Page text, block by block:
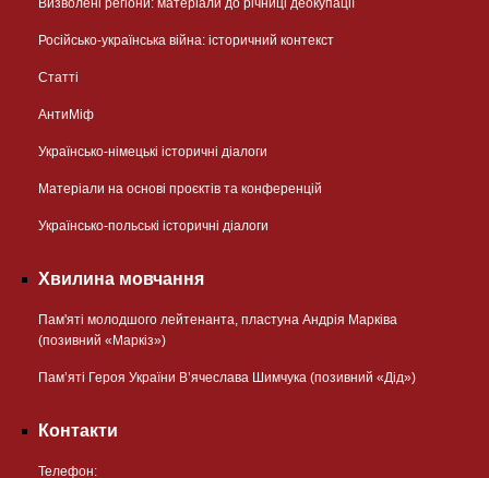
Російсько-українська війна: історичний контекст
Статті
АнтиМіф
Українсько-німецькі історичні діалоги
Матеріали на основі проєктів та конференцій
Українсько-польські історичні діалоги
Хвилина мовчання
Пам'яті молодшого лейтенанта, пластуна Андрія Марківа
(позивний «Маркіз»)
Пам’яті Героя України В’ячеслава Шимчука (позивний «Дід»)
Контакти
Телефон: